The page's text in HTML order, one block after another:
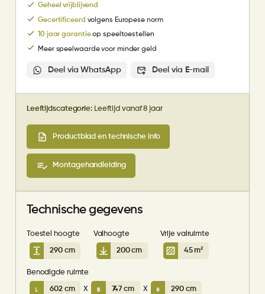
Geheel vrijblijvend
Gecertificeerd volgens Europese norm
10 jaar garantieop speeltoestellen
Meer speelwaarde voor minder geld
Deel via WhatsApp Deel via E-mail
Leeftijdscategorie:Leeftijd vanaf 8 jaar
Productblad en technische info
Montagehandleiding
Technische gegevens
Toestel hoogte
290 cm
Valhoogte
200 cm
Vrije valruimte
45 m²
Benodigde ruimte
602 cm X 747 cm X 290 cm